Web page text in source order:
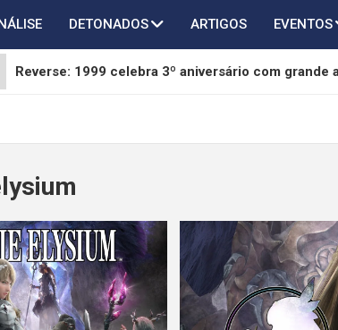
DETONADOS ARTIGOS EVENTOS
Reverse: 1999 celebra 3º aniversário com
Brasil reage ao fim da mídia física da Sony e